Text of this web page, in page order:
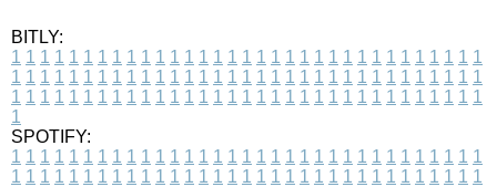
BITLY:
1 1 1 1 1 1 1 1 1 1 1 1 1 1 1 1 1 1 1 1 1 1 1 1 1 1 1 1 1 1 1 1 1
1 1 1 1 1 1 1 1 1 1 1 1 1 1 1 1 1 1 1 1 1 1 1 1 1 1 1 1 1 1 1 1 1
1 1 1 1 1 1 1 1 1 1 1 1 1 1 1 1 1 1 1 1 1 1 1 1 1 1 1 1 1 1 1 1 1
1
SPOTIFY:
1 1 1 1 1 1 1 1 1 1 1 1 1 1 1 1 1 1 1 1 1 1 1 1 1 1 1 1 1 1 1 1 1
1 1 1 1 1 1 1 1 1 1 1 1 1 1 1 1 1 1 1 1 1 1 1 1 1 1 1 1 1 1 1 1 1